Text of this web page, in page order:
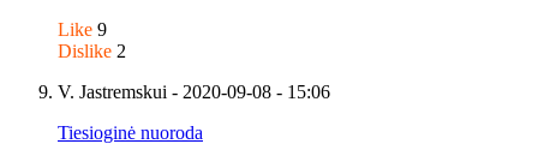
Like 9
Dislike 2
V. Jastremskui - 2020-09-08 - 15:06
Tiesioginė nuoroda